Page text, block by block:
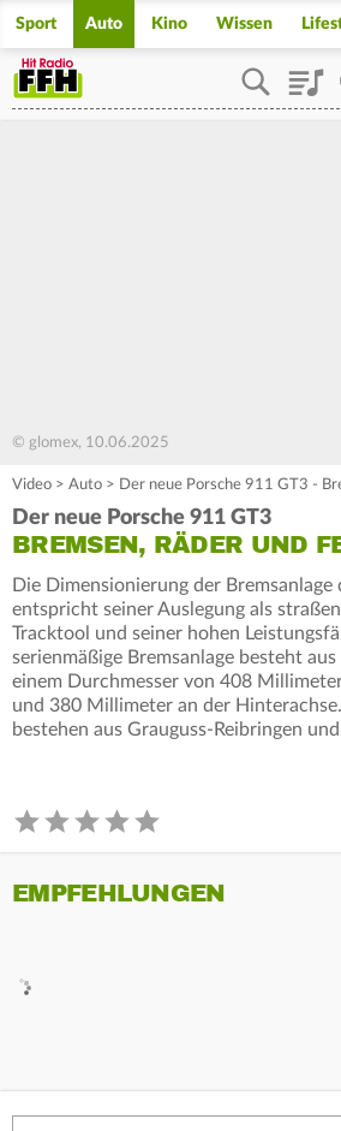
Sport Auto Kino Wissen
© glomex, 10.06.2025
Video > Auto > Der neue Porsche 911 GT3 -
Der neue Porsche 911 GT3
BREMSEN, RÄDER UND
Die Dimensionierung der Bremsanlage
entspricht seiner Auslegung als
Tracktool und seiner hohen
serienmäßige Bremsanlage besteht
einem Durchmesser von 408
und 380 Millimeter an der
bestehen aus Grauguss-Reibringen
EMPFEHLUNGEN